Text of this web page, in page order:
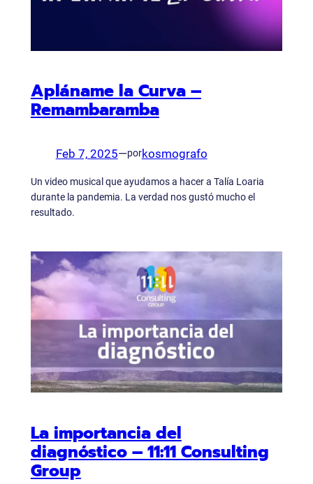
Apláname la Curva –
Remambaramba
Feb 7, 2025—porkosmografo
Un video musical que ayudamos a hacer a Talía Loaria
durante la pandemia. La verdad nos gustó mucho el
resultado.
La importancia del
diagnóstico – 11:11 Consulting
Group